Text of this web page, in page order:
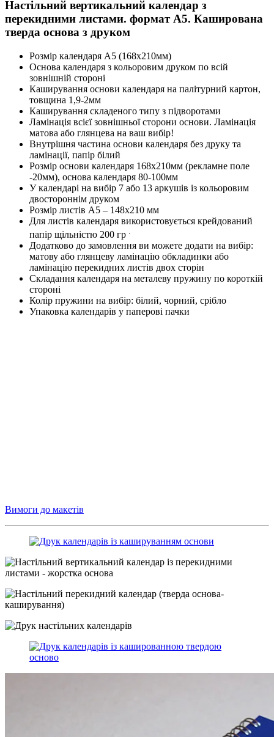
Настільний вертикальний календар з
перекидними листами. формат A5. Каширована
тверда основа з друком
Розмір календаря А5 (168х210мм)
Основа календаря з кольоровим друком по всій
зовнішній стороні
Каширування основи календаря на палітурний картон,
товщина 1,9-2мм
Каширування складеного типу з підворотами
Ламінація всієї зовнішньої сторони основи. Ламінація
матова або глянцева на ваш вибір!
Внутрішня частина основи календаря без друку та
ламінації, папір білий
Розмір основи календаря 168х210мм (рекламне поле
-20мм), основа календаря 80-100мм
У календарі на вибір 7 або 13 аркушів із кольоровим
двостороннім друком
Розмір листів А5 – 148х210 мм
Для листів календаря використовується крейдований
папір щільністю 200 гр
Додатково до замовлення ви можете додати на вибір:
матову або глянцеву ламінацію обкладинки або
ламінацію перекидних листів двох сторін
Складання календаря на металеву пружину по короткій
стороні
Колір пружини на вибір: білий, чорний, срібло
Упаковка календарів у паперові пачки
Вимоги до макетів